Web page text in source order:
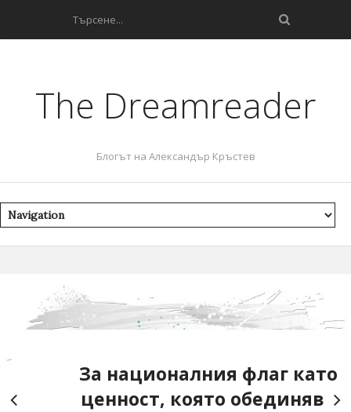
The Dreamreader
Блогът на Александър Кръстев
За националния флаг като
ценност, която обединява